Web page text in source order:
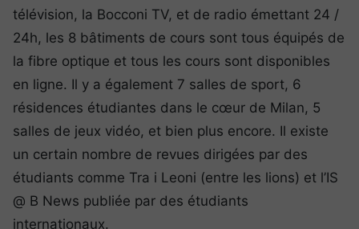
télévision, la Bocconi TV, et de radio émettant 24 /
24h, les 8 bâtiments de cours sont tous équipés de
la fibre optique et tous les cours sont disponibles
en ligne. Il y a également 7 salles de sport, 6
résidences étudiantes dans le cœur de Milan, 5
salles de jeux vidéo, et bien plus encore. Il existe
un certain nombre de revues dirigées par des
étudiants comme Tra i Leoni (entre les lions) et l’IS
@ B News publiée par des étudiants
internationaux.